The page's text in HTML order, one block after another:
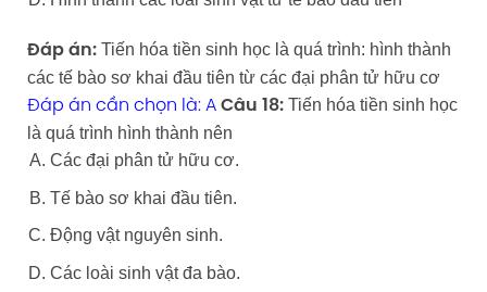
Đáp án:Tiến hóa tiền sinh học là quá trình: hình thành
các tế bào sơ khai đầu tiên từ các đại phân tử hữu cơ
Đáp án cần chọn là: A Câu 18:Tiến hóa tiền sinh học
là quá trình hình thành nên
Các đại phân tử hữu cơ.
Tế bào sơ khai đầu tiên.
Động vật nguyên sinh.
Các loài sinh vật đa bào.